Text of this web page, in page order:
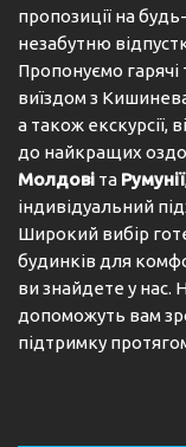
пропозиції на
незабутню
Пропонуємо гарячі
виїздом з
а також екскурсії,
до найкращих
Молдові та Румунії
індивідуальний
Широкий вибір
будинків для
ви знайдете у нас.
допоможуть вам
підтримку